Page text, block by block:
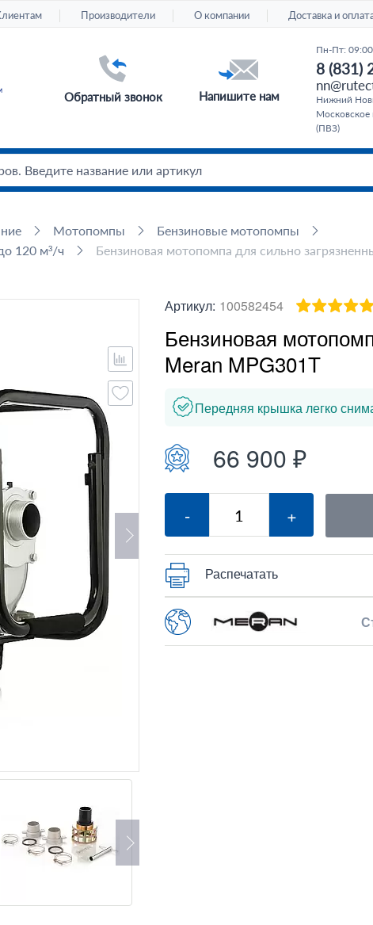
Производители О компании Доставка и
Обратный звонок Напишите нам
Пн-Пт:
8 (831)
Нижний
(ПВЗ)
Мотопомпы
Бензиновые мотопомпы
120 м³/ч
Бензиновая мотопомпа для сильно
Артикул: 100582454
Бензиновая
Meran MPG301T
Передняя крышка легко
66 900 ₽
- +
Распечатать